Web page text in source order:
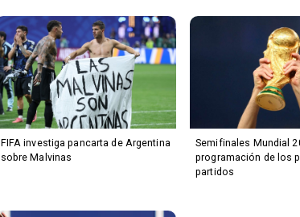
FIFA investiga pancarta de Argentina
sobre Malvinas
Semifinales Mundial
programación de los
partidos